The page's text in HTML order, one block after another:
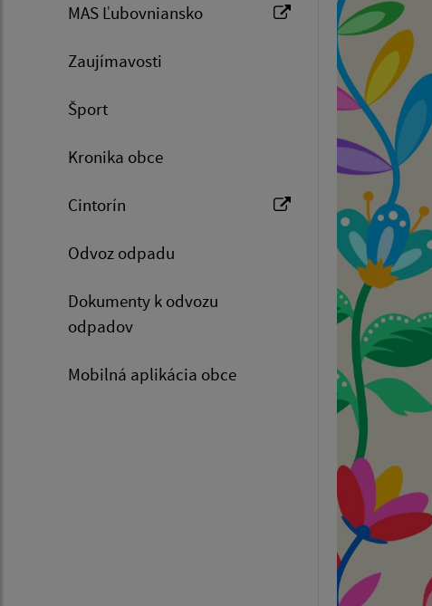
MAS Ľubovniansko
Zaujímavosti
Šport
Kronika obce
Cintorín
Odvoz odpadu
Dokumenty k odvozu
odpadov
Mobilná aplikácia obce